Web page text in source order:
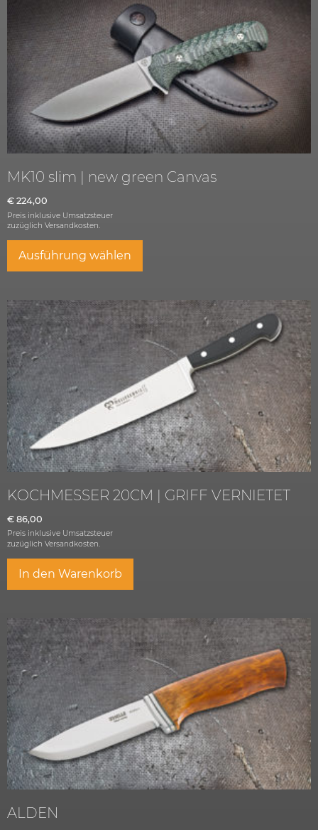
MK10 slim | new green Canvas
€ 224,00
Preis inklusive Umsatzsteuer
zuzüglich Versandkosten.
Ausführung wählen
KOCHMESSER 20CM | GRIFF VERNIETET
€ 86,00
Preis inklusive Umsatzsteuer
zuzüglich Versandkosten.
In den Warenkorb
ALDEN